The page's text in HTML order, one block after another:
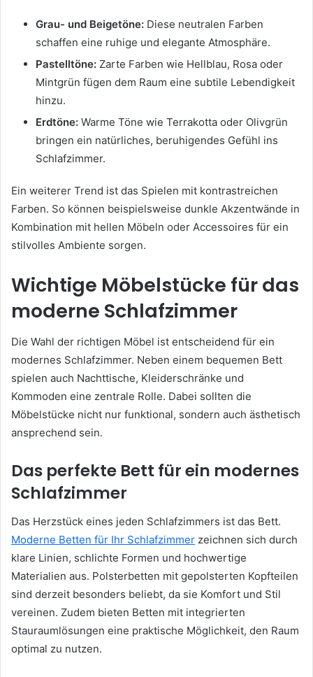
Grau- und Beigetöne: Diese neutralen Farben
schaffen eine ruhige und elegante Atmosphäre.
Pastelltöne: Zarte Farben wie Hellblau, Rosa oder
Mintgrün fügen dem Raum eine subtile Lebendigkeit
hinzu.
Erdtöne: Warme Töne wie Terrakotta oder Olivgrün
bringen ein natürliches, beruhigendes Gefühl ins
Schlafzimmer.
Ein weiterer Trend ist das Spielen mit kontrastreichen
Farben. So können beispielsweise dunkle Akzentwände in
Kombination mit hellen Möbeln oder Accessoires für ein
stilvolles Ambiente sorgen.
Wichtige Möbelstücke für das
moderne Schlafzimmer
Die Wahl der richtigen Möbel ist entscheidend für ein
modernes Schlafzimmer. Neben einem bequemen Bett
spielen auch Nachttische, Kleiderschränke und
Kommoden eine zentrale Rolle. Dabei sollten die
Möbelstücke nicht nur funktional, sondern auch ästhetisch
ansprechend sein.
Das perfekte Bett für ein modernes
Schlafzimmer
Das Herzstück eines jeden Schlafzimmers ist das Bett.
Moderne Betten für Ihr Schlafzimmer zeichnen sich durch
klare Linien, schlichte Formen und hochwertige
Materialien aus. Polsterbetten mit gepolsterten Kopfteilen
sind derzeit besonders beliebt, da sie Komfort und Stil
vereinen. Zudem bieten Betten mit integrierten
Stauraumlösungen eine praktische Möglichkeit, den Raum
optimal zu nutzen.